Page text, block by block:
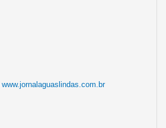
www.jornalaguaslindas.com.br